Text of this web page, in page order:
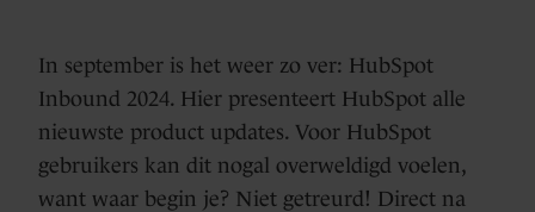
In september is het weer zo ver: HubSpot
Inbound 2024. Hier presenteert HubSpot alle
nieuwste product updates. Voor HubSpot
gebruikers kan dit nogal overweldigd voelen,
want waar begin je? Niet getreurd! Direct na